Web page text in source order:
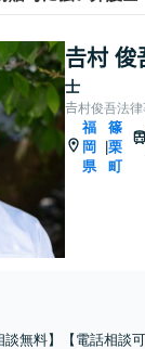
𠮷村 俊
士
𠮷村俊吾法
福
岡
県
篠
栗
町
談無料】【電話相談